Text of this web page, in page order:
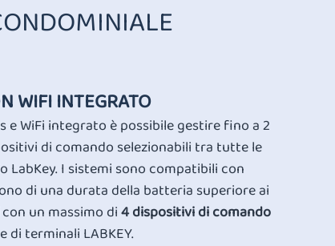
WIFI INTEGRATO
e WiFi integrato è possibile gestire fino a 2
di comando selezionabili tra tutte le
LabKey. I sistemi sono compatibili con
di una durata della batteria superiore ai
con un massimo di4 dispositivi di comando
terminali LABKEY.